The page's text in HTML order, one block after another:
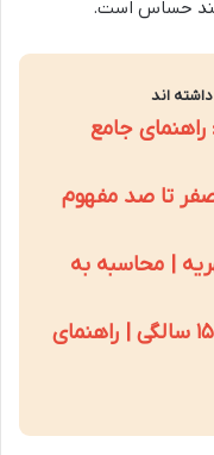
حساس است.
اند
جامع
تا صد مفهوم
| محاسبه به
حضانت فرزند پسر بعد از ۱۵ سالگی | راهنمای